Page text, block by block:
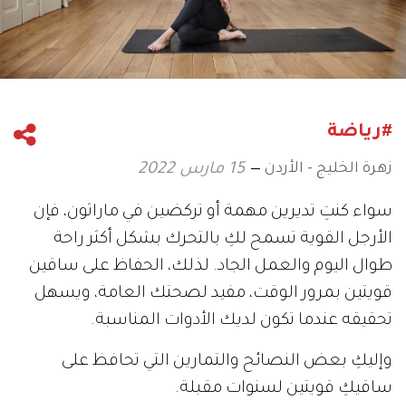
#رياضة
زهرة الخليج - الأردن 15 مارس 2022
سواء كنتِ تديرين مهمة أو تركضين في ماراثون، فإن
الأرجل القوية تسمح لكِ بالتحرك بشكل أكثر راحة
طوال اليوم والعمل الجاد. لذلك، الحفاظ على ساقين
قويتين بمرور الوقت، مفيد لصحتك العامة، ويسهل
تحقيقه عندما تكون لديك الأدوات المناسبة.
وإليكِ بعض النصائح والتمارين التي تحافظ على
ساقيكِ قويتين لسنوات مقبلة.